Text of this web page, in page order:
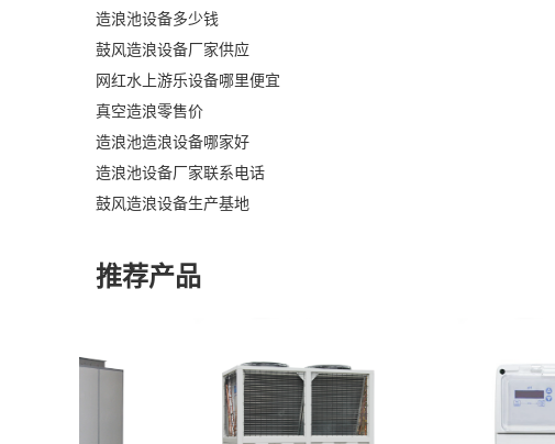
造浪池设备多少钱
鼓风造浪设备厂家供应
网红水上游乐设备哪里便宜
真空造浪零售价
造浪池造浪设备哪家好
造浪池设备厂家联系电话
鼓风造浪设备生产基地
推荐产品